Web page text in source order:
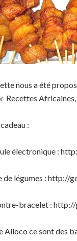
nous a été
Recettes
:
électronique :
de légumes : http://
bracelet :
Alloco ce sont des